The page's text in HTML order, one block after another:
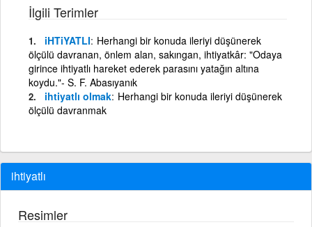
İlgili Terimler
iHTiYATLI Herhangi bir konuda ileriyi düşünerek
ölçülü davranan, önlem alan, sakıngan, ihtiyatkâr: "Odaya
girince ihtiyatlı hareket ederek parasını yatağın altına
koydu."- S. F. Abasıyanık
ihtiyatlı olmak Herhangi bir konuda ileriyi düşünerek
ölçülü davranmak
ihtiyatlı
Resimler